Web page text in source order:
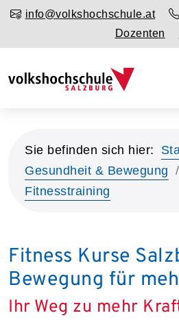
info@volkshochschule.at
Dozenten
Sie befinden sich hier:
Gesundheit & Bewegung
Fitnesstraining
Fitness Kurse
Bewegung für
Ihr Weg zu mehr